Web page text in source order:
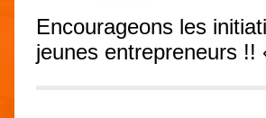
Encourageons les
jeunes entrepreneurs !!